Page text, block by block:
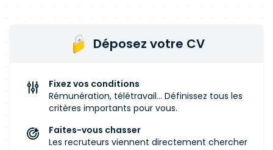
Déposez votre CV
Fixez vos conditions
Rémunération, télétravail... Définissez tous les
critères importants pour vous.
Faites-vous chasser
Les recruteurs viennent directement chercher